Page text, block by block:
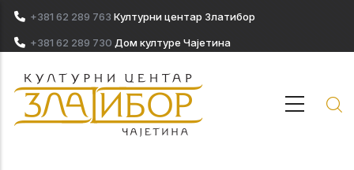
Skip to main content
+381 62 289 763 Културни центар Златибор
+381 62 289 730 Дом културе Чајетина